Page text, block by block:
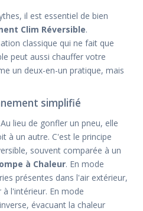
il est essentiel de bien
Clim Réversible.
classique qui ne fait que
peut aussi chauffer votre
un deux-en-un pratique, mais
simplifié
lieu de gonfler un pneu, elle
à un autre. C'est le principe
souvent comparée à un
à Chaleur. En mode
présentes dans l'air extérieur,
l'intérieur. En mode
évacuant la chaleur